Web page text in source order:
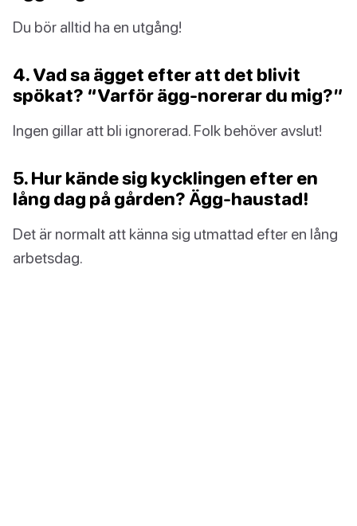
Du bör alltid ha en utgång!
4. Vad sa ägget efter att det blivit
spökat? “Varför ägg-norerar du mig?”
Ingen gillar att bli ignorerad. Folk behöver avslut!
5. Hur kände sig kycklingen efter en
lång dag på gården? Ägg-haustad!
Det är normalt att känna sig utmattad efter en lång
arbetsdag.